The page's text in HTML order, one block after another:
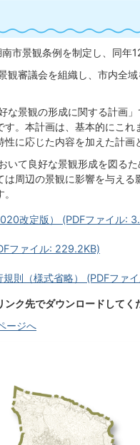
市景観条例を制定し、同年
観審議会を組織し、市内全
な景観の形成に関する計画
す。本計画は、基本的にこ
に応じた内容を加えた計画
いて良好な景観形成を図る
は周辺の景観に影響を与え
改定版） (PDFファイル:
ファイル: 229.2KB)
規則（様式省略） (PDFファ
ク先でダウンロードしてく
ージへ